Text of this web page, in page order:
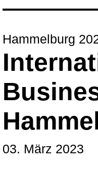
Hammelburg
03. März 2023